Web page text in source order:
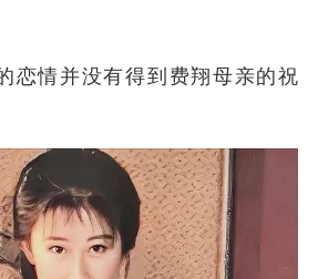
恋情并没有得到费翔母亲的祝